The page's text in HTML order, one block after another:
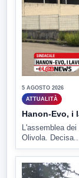
5 AGOSTO 2026
ATTUALITÀ
Hanon-Evo, i
L'assemblea
Olivola.